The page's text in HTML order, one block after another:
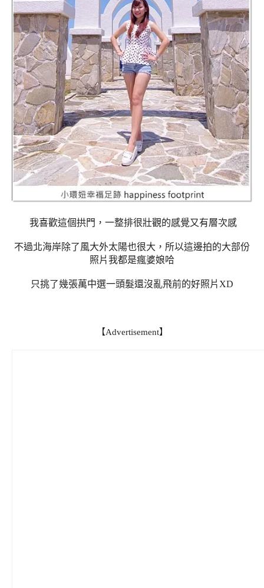
我喜歡這個拱門，一整排很壯觀的感覺又有層次感
不過北海岸除了風大外太陽也很大，所以這邊拍的大部份
照片我都是瘋婆娘哈
只挑了幾張萬中選一頭髮還沒亂飛前的好照片XD
【Advertisement】